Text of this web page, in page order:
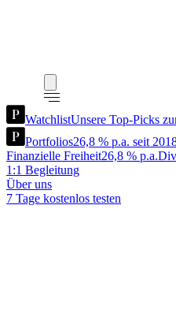
WatchlistUnsere Top-Picks
Portfolios26,8 % p.a. seit
Finanzielle Freiheit26,8 % p.a.
1:1 Begleitung
Über uns
7 Tage kostenlos testen